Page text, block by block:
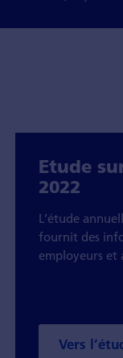
Etude
2022
L’étude
fournit des
employeurs et
Vers